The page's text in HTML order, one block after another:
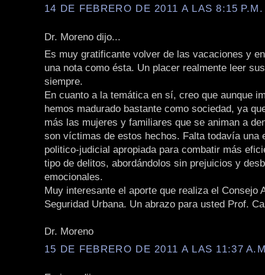
14 DE FEBRERO DE 2011 A LAS 8:15 P.M.
Dr. Moreno dijo...
Es muy gratificante volver de las vacaciones y
una nota como ésta. Un placer realmente leer
siempre.
En cuanto a la temática en sí, creo que aunque
hemos madurado bastante como sociedad, ya
más las mujeres y familiares que se animan a
son víctimas de estos hechos. Falta todavía una
politico-judicial apropiada para combatir más
tipo de delitos, abordándolos sin prejuicios y
emocionales.
Muy interesante el aporte que realiza el Consejo
Seguridad Urbana. Un abrazo para usted Prof.
Dr. Moreno
15 DE FEBRERO DE 2011 A LAS 11:37